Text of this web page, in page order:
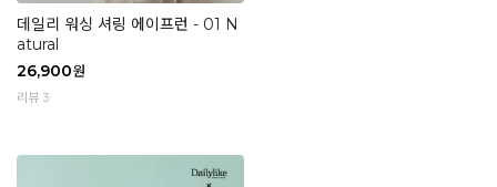
데일리 워싱 셔링 에이프런 - 01 N
atural
26,900원
리뷰 3